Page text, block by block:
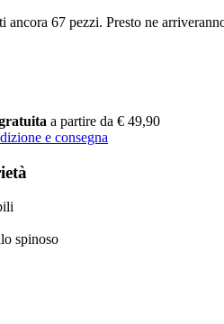
ancora 67 pezzi. Presto ne
a partire da € 49,90
e consegna
spinoso